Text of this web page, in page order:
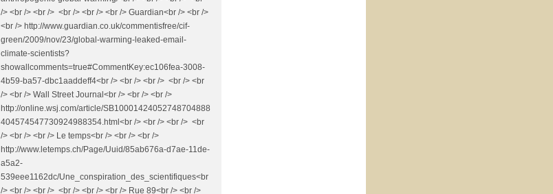
/> <br /> <br /> <br /> <br /> <br /> Guardian<br /> <br />
<br /> http://www.guardian.co.uk/commentisfree/cif-
green/2009/nov/23/global-warming-leaked-email-
climate-scientists?
showallcomments=true#CommentKey:ec106fea-3008-
4b59-ba57-dbc1aaddeff4<br /> <br /> <br /> <br /> <br
/> <br /> Wall Street Journal<br /> <br /> <br />
http://online.wsj.com/article/SB10001424052748704888
404574547730924988354.html<br /> <br /> <br /> <br
/> <br /> <br /> Le temps<br /> <br /> <br />
http://www.letemps.ch/Page/Uuid/85ab676a-d7ae-11de-
a5a2-
539eee1162dc/Une_conspiration_des_scientifiques<br
/> <br /> <br /> <br /> <br /> <br /> Rue 89<br /> <br />